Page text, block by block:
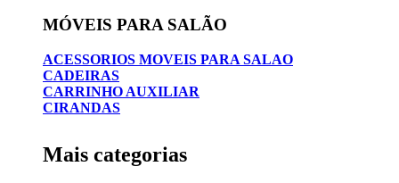
MÓVEIS PARA SALÃO
ACESSORIOS MOVEIS PARA SALAO
CADEIRAS
CARRINHO AUXILIAR
CIRANDAS
Mais categorias